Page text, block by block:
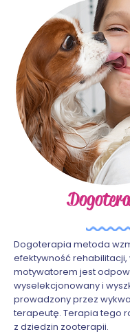
Dogoterapia metoda
efektywność rehabilitacji,
motywatorem jest
wyselekcjonowany i
prowadzony przez
terapeutę. Terapia tego
z dziedzin zooterapii.